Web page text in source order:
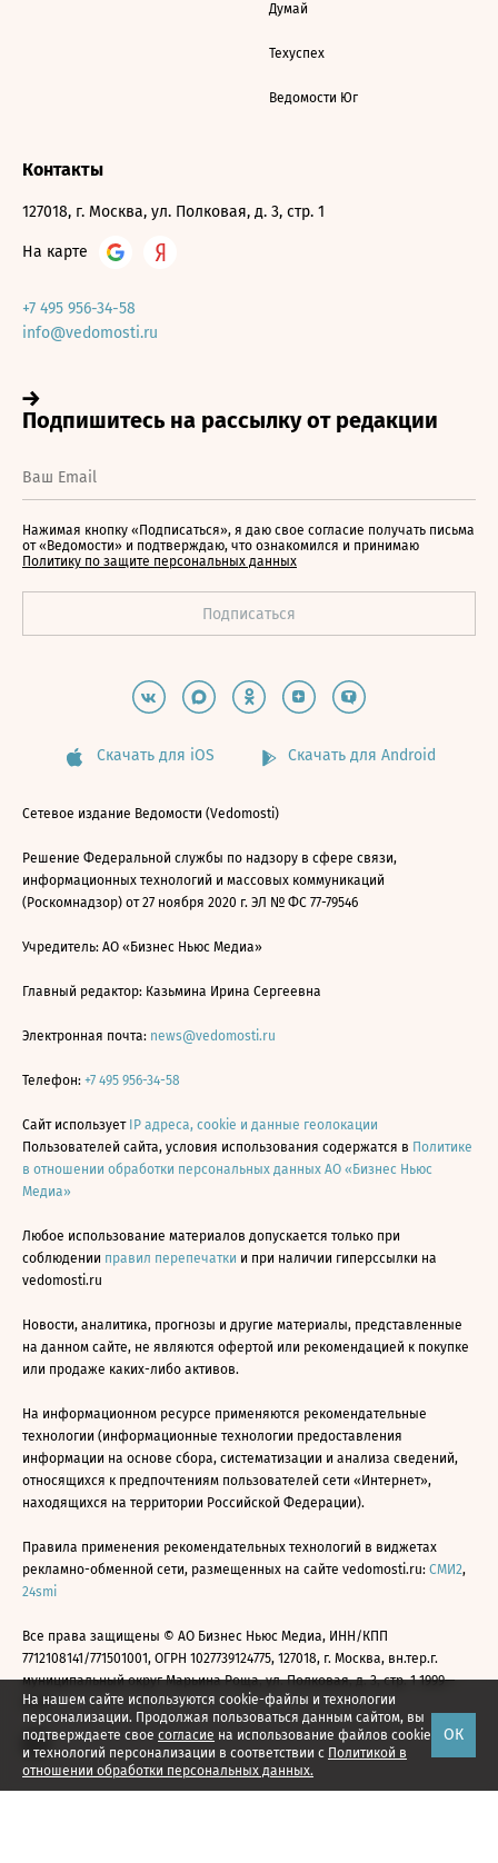
На нашем сайте используются cookie-файлы и технологии
персонализации. Продолжая пользоваться данным сайтом, вы
подтверждаете свое согласие на использование файлов cookie
и технологий персонализации в соответствии с Политикой в
отношении обработки персональных данных.
ОК
Думай
Техуспех
Ведомости Юг
Контакты
127018, г. Москва, ул. Полковая, д. 3, стр. 1
На карте
+7 495 956-34-58
info@vedomosti.ru
Нажимая кнопку «Подписаться», я даю свое согласие получать письма
от «Ведомости» и подтверждаю, что ознакомился и принимаю
Политику по защите персональных данных
Скачать для iOS Скачать для Android
Сетевое издание Ведомости (Vedomosti)
Решение Федеральной службы по надзору в сфере связи,
информационных технологий и массовых коммуникаций
(Роскомнадзор) от 27 ноября 2020 г. ЭЛ № ФС 77-79546
Учредитель: АО «Бизнес Ньюс Медиа»
Главный редактор: Казьмина Ирина Сергеевна
Электронная почта: news@vedomosti.ru
Телефон: +7 495 956-34-58
Сайт использует IP адреса, cookie и данные геолокации
Пользователей сайта, условия использования содержатся в Политике
в отношении обработки персональных данных АО «Бизнес Ньюс
Медиа»
Любое использование материалов допускается только при
соблюдении правил перепечатки и при наличии гиперссылки на
vedomosti.ru
Новости, аналитика, прогнозы и другие материалы, представленные
на данном сайте, не являются офертой или рекомендацией к покупке
или продаже каких-либо активов.
На информационном ресурсе применяются рекомендательные
технологии (информационные технологии предоставления
информации на основе сбора, систематизации и анализа сведений,
относящихся к предпочтениям пользователей сети «Интернет»,
находящихся на территории Российской Федерации).
Правила применения рекомендательных технологий в виджетах
рекламно-обменной сети, размещенных на сайте vedomosti.ru: СМИ2,
24smi
Все права защищены © АО Бизнес Ньюс Медиа, ИНН/КПП
7712108141/771501001, ОГРН 1027739124775, 127018, г. Москва, вн.тер.г.
муниципальный округ Марьина Роща, ул. Полковая, д. 3, стр. 1 1999—
2026